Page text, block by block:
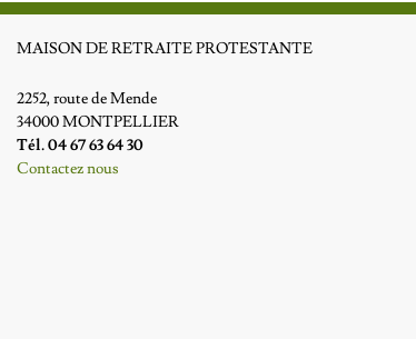
MAISON DE RETRAITE PROTESTANTE
2252, route de Mende
34000 MONTPELLIER
Tél. 04 67 63 64 30
Contactez nous